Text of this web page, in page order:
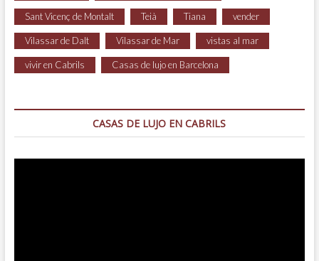
Sant Vicenç de Montalt Teià Tiana vender
Vilassar de Dalt Vilassar de Mar vistas al mar
vivir en Cabrils Casas de lujo en Barcelona
CASAS DE LUJO EN CABRILS